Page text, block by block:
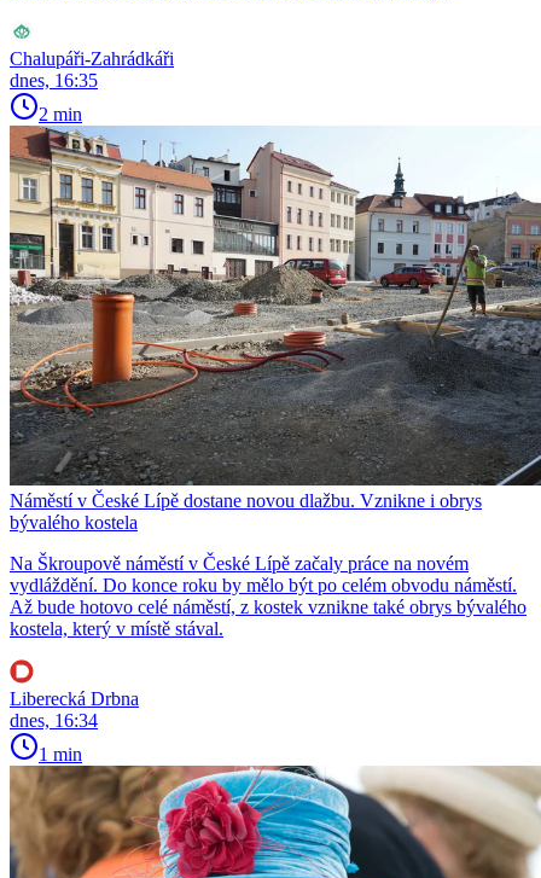
Chalupáři-Zahrádkáři
dnes, 16:35
2 min
Náměstí v České Lípě dostane novou dlažbu. Vznikne i obrys
bývalého kostela
Na Škroupově náměstí v České Lípě začaly práce na novém
vydláždění. Do konce roku by mělo být po celém obvodu náměstí.
Až bude hotovo celé náměstí, z kostek vznikne také obrys bývalého
kostela, který v místě stával.
Liberecká Drbna
dnes, 16:34
1 min